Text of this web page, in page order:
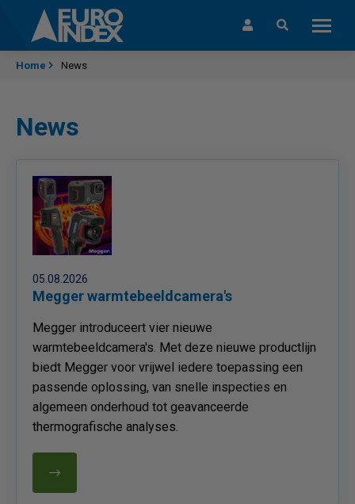
Skip to content
Home News
News
05.08.2026
Megger warmtebeeldcamera's
Megger introduceert vier nieuwe
warmtebeeldcamera's. Met deze nieuwe productlijn
biedt Megger voor vrijwel iedere toepassing een
passende oplossing, van snelle inspecties en
algemeen onderhoud tot geavanceerde
thermografische analyses.